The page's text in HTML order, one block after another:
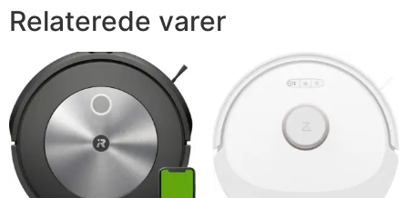
Relaterede varer